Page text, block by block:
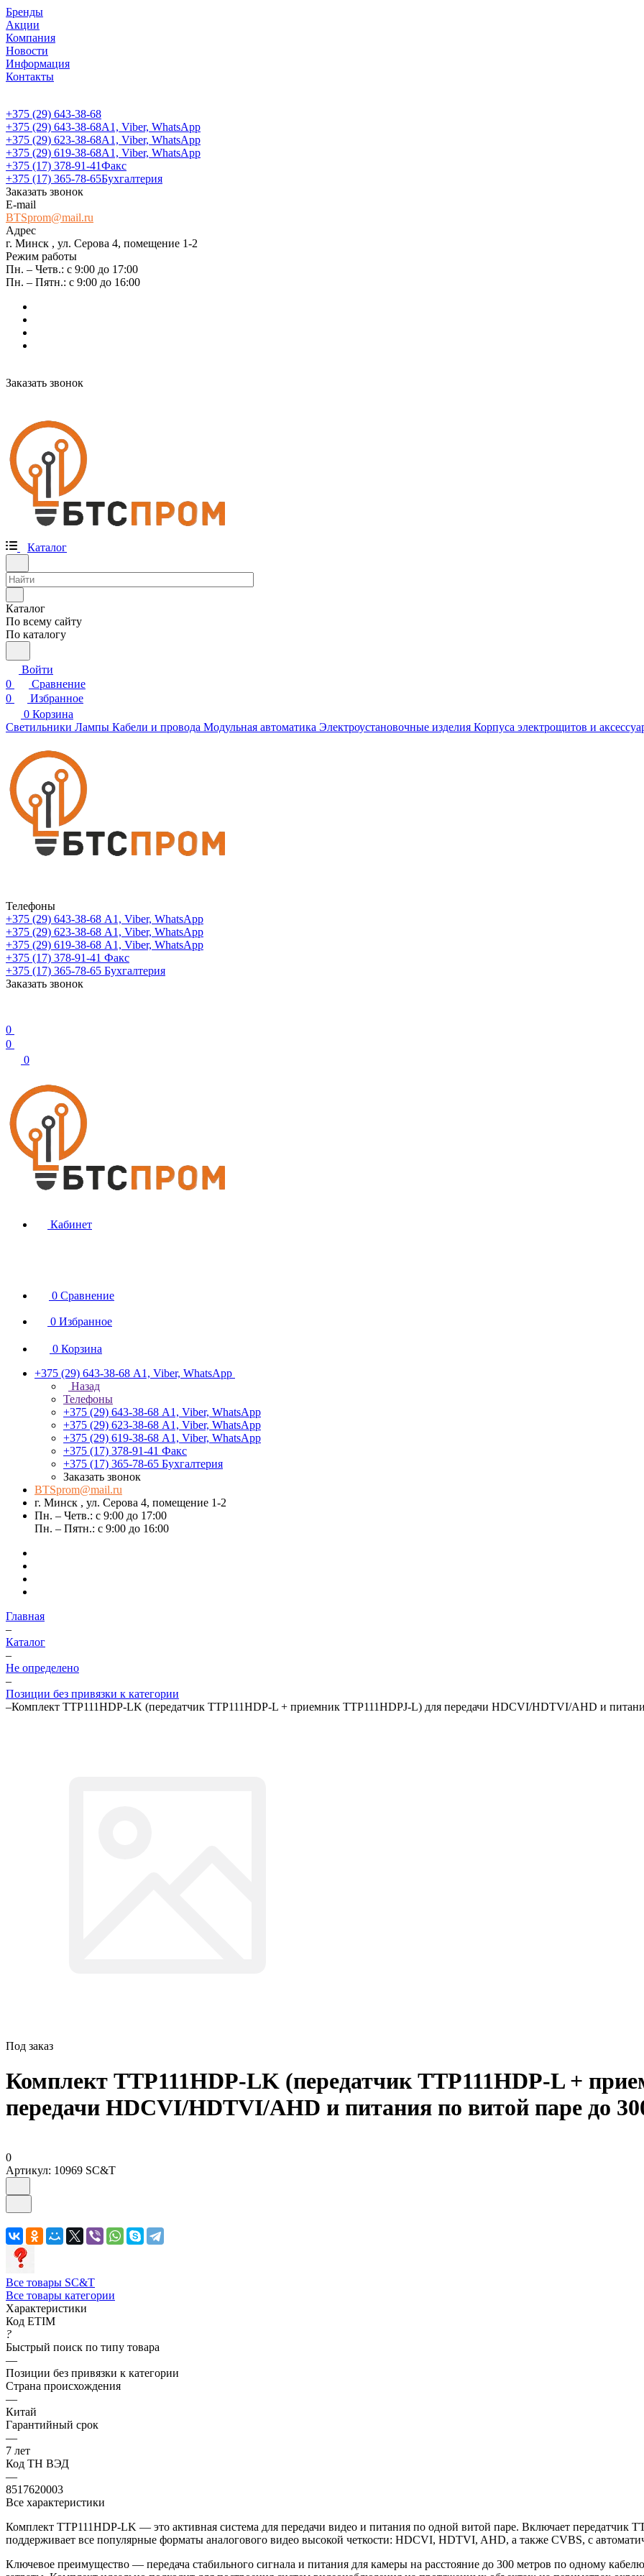
Бренды
Акции
Компания
Новости
Информация
Контакты
+375 (29) 643-38-68
+375 (29) 643-38-68А1, Viber, WhatsApp
+375 (29) 623-38-68А1, Viber, WhatsApp
+375 (29) 619-38-68А1, Viber, WhatsApp
+375 (17) 378-91-41Факс
+375 (17) 365-78-65Бухгалтерия
Заказать звонок
E-mail
BTSprom@mail.ru
Адрес
г. Минск , ул. Серова 4, помещение 1-2
Режим работы
Пн. – Четв.: с 9:00 до 17:00
Пн. – Пятн.: с 9:00 до 16:00
Заказать звонок
Каталог
Каталог
По всему сайту
По каталогу
Войти
0
Сравнение
0
Избранное
0 Корзина
Светильники Лампы Кабели и провода Модульная автоматика Электроустановочные изделия Корпуса электрощитов и
Телефоны
+375 (29) 643-38-68 А1, Viber, WhatsApp
+375 (29) 623-38-68 А1, Viber, WhatsApp
+375 (29) 619-38-68 А1, Viber, WhatsApp
+375 (17) 378-91-41 Факс
+375 (17) 365-78-65 Бухгалтерия
Заказать звонок
0
0
0
Кабинет
0 Сравнение
0 Избранное
0 Корзина
+375 (29) 643-38-68 А1, Viber, WhatsApp
Назад
Телефоны
+375 (29) 643-38-68 А1, Viber, WhatsApp
+375 (29) 623-38-68 А1, Viber, WhatsApp
+375 (29) 619-38-68 А1, Viber, WhatsApp
+375 (17) 378-91-41 Факс
+375 (17) 365-78-65 Бухгалтерия
Заказать звонок
BTSprom@mail.ru
г. Минск , ул. Серова 4, помещение 1-2
Пн. – Четв.: с 9:00 до 17:00
Пн. – Пятн.: с 9:00 до 16:00
Главная
–
Каталог
–
Не определено
–
Позиции без привязки к категории
–Комплект TTP111HDP-LK (передатчик TTP111HDP-L + приемник TTP111HDPJ-L) для передачи HDCVI/HDTVI/AHD и
Под заказ
Комплект TTP111HDP-LK (передатчик TTP111HDP-L +
передачи HDCVI/HDTVI/AHD и питания по витой паре до
0
Артикул: 10969 SC&T
Все товары SC&T
Все товары категории
Характеристики
Код ETIM
?
Быстрый поиск по типу товара
—
Позиции без привязки к категории
Страна происхождения
—
Китай
Гарантийный срок
—
7 лет
Код ТН ВЭД
—
8517620003
Все характеристики
Комплект TTP111HDP-LK — это активная система для передачи видео и питания по одной витой паре. Включает передатчик
поддерживает все популярные форматы аналогового видео высокой четкости: HDCVI, HDTVI, AHD, а также CVBS, с
Ключевое преимущество — передача стабильного сигнала и питания для камеры на расстояние до 300 метров по одному